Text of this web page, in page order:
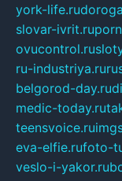
york-life.ru
slovar-ivrit.ru
ovucontrol.ru
ru-industriya.ru
belgorod-day.ru
medic-today.ru
teensvoice.ru
eva-elfie.rufoto-
veslo-i-yakor.ru